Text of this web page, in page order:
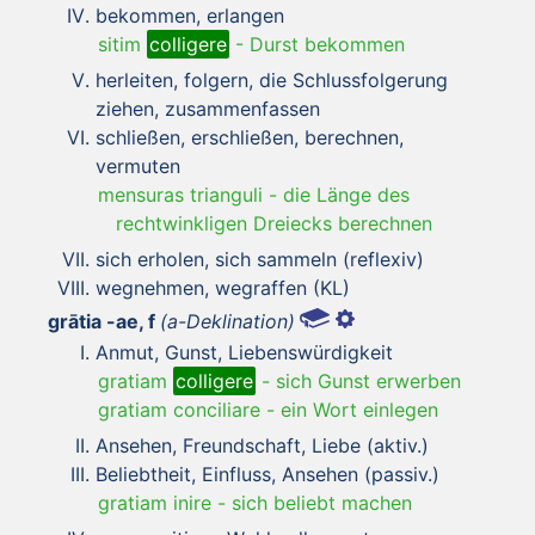
bekommen, erlangen
sitim colligere - Durst bekommen
herleiten, folgern, die Schlussfolgerung
ziehen, zusammenfassen
schließen, erschließen, berechnen,
vermuten
mensuras trianguli - die Länge des
rechtwinkligen Dreiecks berechnen
sich erholen, sich sammeln (reflexiv)
wegnehmen, wegraffen (KL)
grātia -ae, f (a-Deklination)
Anmut, Gunst, Liebenswürdigkeit
gratiam colligere - sich Gunst erwerben
gratiam conciliare - ein Wort einlegen
Ansehen, Freundschaft, Liebe (aktiv.)
Beliebtheit, Einfluss, Ansehen (passiv.)
gratiam inire - sich beliebt machen